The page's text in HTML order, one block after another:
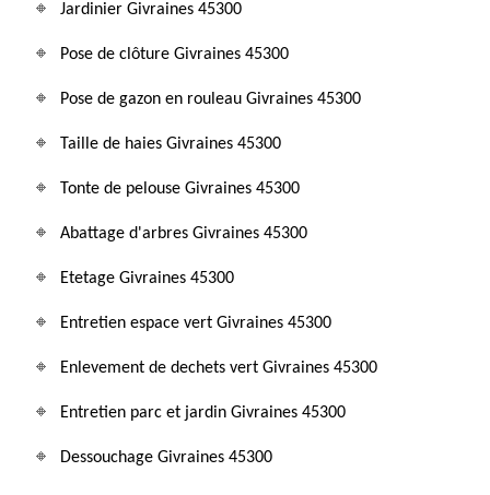
Jardinier Givraines 45300
Pose de clôture Givraines 45300
Pose de gazon en rouleau Givraines 45300
Taille de haies Givraines 45300
Tonte de pelouse Givraines 45300
Abattage d'arbres Givraines 45300
Etetage Givraines 45300
Entretien espace vert Givraines 45300
Enlevement de dechets vert Givraines 45300
Entretien parc et jardin Givraines 45300
Dessouchage Givraines 45300